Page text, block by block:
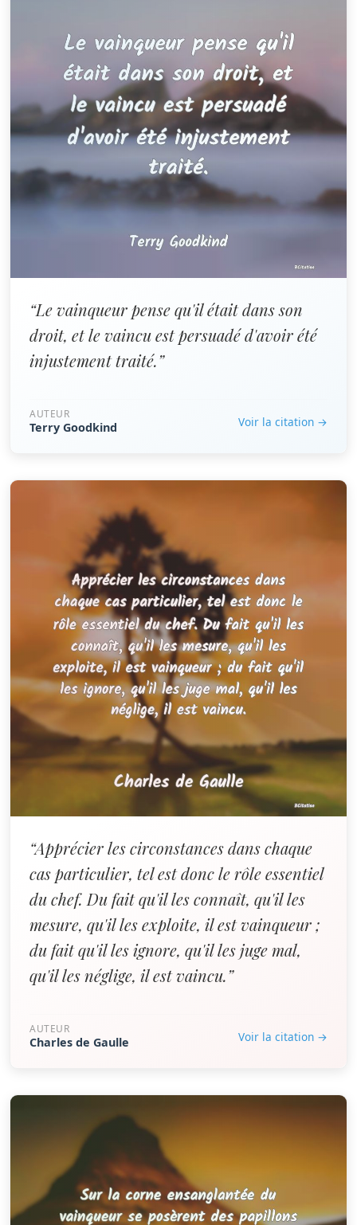
“Le vainqueur pense qu'il était dans son
droit, et le vaincu est persuadé d'avoir été
injustement traité.”
AUTEUR
Terry Goodkind Voir la citation →
“Apprécier les circonstances dans chaque
cas particulier, tel est donc le rôle essentiel
du chef. Du fait qu'il les connaît, qu'il les
mesure, qu'il les exploite, il est vainqueur ;
du fait qu'il les ignore, qu'il les juge mal,
qu'il les néglige, il est vaincu.”
AUTEUR
Charles de Gaulle Voir la citation →